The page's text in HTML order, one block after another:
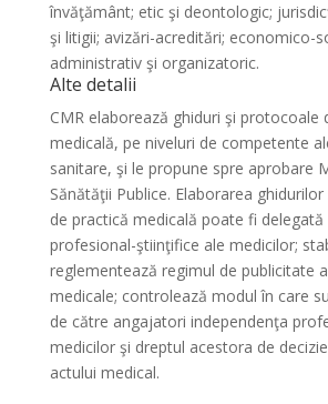
învăţământ; etic şi deontologic;
şi litigii; avizări-acreditări; economico-
administrativ şi organizatoric.
Alte detalii
CMR elaborează ghiduri şi protocoale
medicală, pe niveluri de competente
sanitare, şi le propune spre aprobare
Sănătăţii Publice. Elaborarea
de practică medicală poate fi
profesional-ştiinţifice ale medicilor;
reglementează regimul de publicitate
medicale; controlează modul în care
de către angajatori independenţa
medicilor şi dreptul acestora de
actului medical.